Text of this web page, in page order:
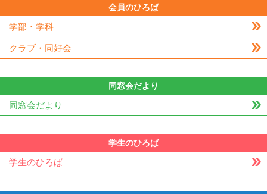
会員のひろば
学部・学科
クラブ・同好会
同窓会だより
同窓会だより
学生のひろば
学生のひろば